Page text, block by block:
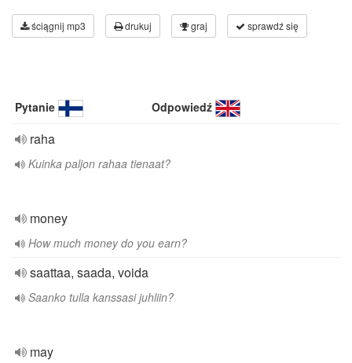
ściągnij mp3 drukuj graj sprawdź się
Pytanie Odpowiedź
raha
Kuinka paljon rahaa tienaat?
money
How much money do you earn?
saattaa, saada, voida
Saanko tulla kanssasi juhliin?
may